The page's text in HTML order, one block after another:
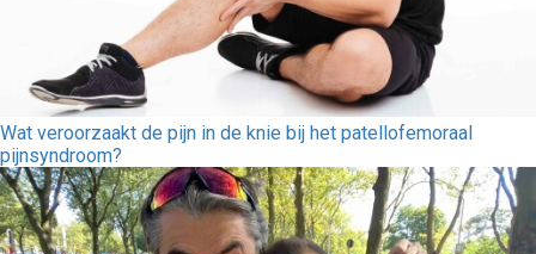
Wat veroorzaakt de pijn in de knie bij het patellofemoraal
pijnsyndroom?